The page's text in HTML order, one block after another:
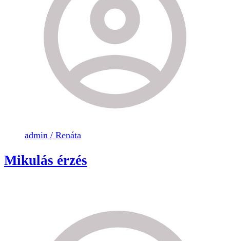
admin / Renáta
Mikulás érzés